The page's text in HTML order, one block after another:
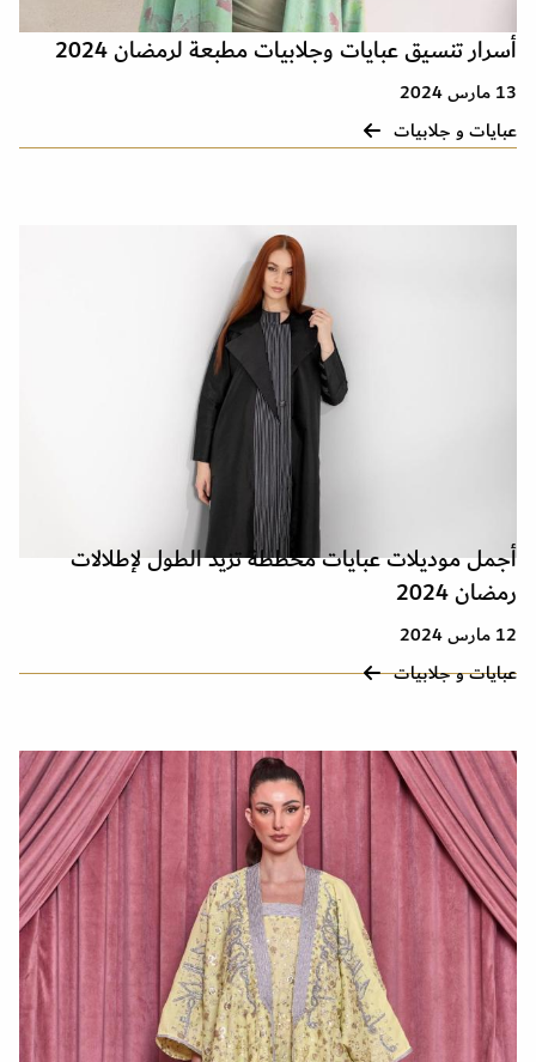
أسرار تنسيق عبايات وجلابيات مطبعة لرمضان 2024
13 مارس 2024
عبايات و جلابيات
أجمل موديلات عبايات مخططة تزيد الطول لإطلالات
رمضان 2024
12 مارس 2024
عبايات و جلابيات